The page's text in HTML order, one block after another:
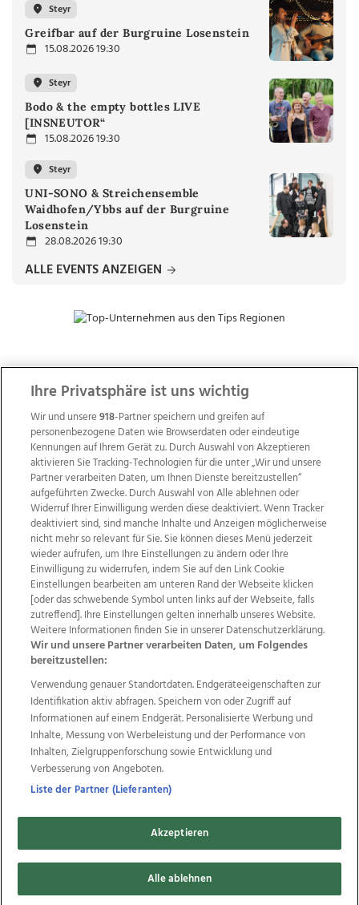
Steyr
Greifbar auf der Burgruine Losenstein
15.08.2026 19:30
Steyr
Bodo & the empty bottles LIVE
[INSNEUTOR“
15.08.2026 19:30
Steyr
UNI-SONO & Streichensemble
Waidhofen/Ybbs auf der Burgruine
Losenstein
28.08.2026 19:30
ALLE EVENTS ANZEIGEN
ZUR NACHRICHTENÜBERSICHT
Wir über uns Mediadaten Kontakt
Jobs
Datenschutz
Impressum
AGB Anzeigekunden
AGB Website
Ehrenkodex Politische Werbung
Weitere Angebote des Medienhauses Wimmer
TV1 di-mog-i.at OÖNow
Ischler Woche
Life Radio
OÖNachrichten
OÖN Immobilien
OÖN Karriere
OÖN Reise
Promenaden Galerien
Regionaljobs
wasistlos.at
Copyrights © 2026 Tips Zeitungs GmbH & Co KG
developed by11x11.net
Ihre Privatsphäre ist uns wichtig
Wir und unsere918-Partner speichern und greifen auf
personenbezogene Daten wie Browserdaten oder eindeutige
Kennungen auf Ihrem Gerät zu. Durch Auswahl von Akzeptieren
aktivieren Sie Tracking-Technologien für die unter „Wir und unsere
Partner verarbeiten Daten, um Ihnen Dienste bereitzustellen“
aufgeführten Zwecke. Durch Auswahl von Alle ablehnen oder
Widerruf Ihrer Einwilligung werden diese deaktiviert. Wenn Tracker
deaktiviert sind, sind manche Inhalte und Anzeigen möglicherweise
nicht mehr so relevant für Sie. Sie können dieses Menü jederzeit
wieder aufrufen, um Ihre Einstellungen zu ändern oder Ihre
Einwilligung zu widerrufen, indem Sie auf den Link Cookie
Einstellungen bearbeiten am unteren Rand der Webseite klicken
[oder das schwebende Symbol unten links auf der Webseite, falls
zutreffend]. Ihre Einstellungen gelten innerhalb unseres Website.
Weitere Informationen finden Sie in unserer Datenschutzerklärung.
Wir und unsere Partner verarbeiten Daten, um Folgendes
bereitzustellen:
Verwendung genauer Standortdaten. Endgeräteeigenschaften zur
Identifikation aktiv abfragen. Speichern von oder Zugriff auf
Informationen auf einem Endgerät. Personalisierte Werbung und
Inhalte, Messung von Werbeleistung und der Performance von
Inhalten, Zielgruppenforschung sowie Entwicklung und
Verbesserung von Angeboten.
Liste der Partner (Lieferanten)
Akzeptieren
Alle ablehnen